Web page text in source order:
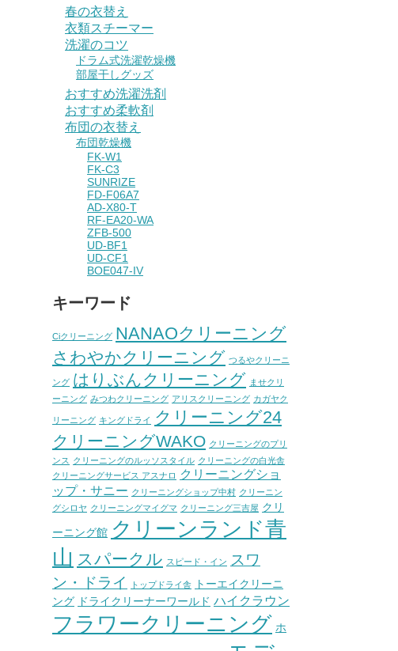
春の衣替え
衣類スチーマー
洗濯のコツ
ドラム式洗濯乾燥機
部屋干しグッズ
おすすめ洗濯洗剤
おすすめ柔軟剤
布団の衣替え
布団乾燥機
FK-W1
FK-C3
SUNRIZE
FD-F06A7
AD-X80-T
RF-EA20-WA
ZFB-500
UD-BF1
UD-CF1
BOE047-IV
キーワード
Ciクリーニング NANAOクリーニング
さわやかクリーニング つるやクリーニ
ング はりぶんクリーニング ませクリ
ーニング みつわクリーニング アリスクリーニング カガヤク
リーニング キングドライ クリーニング24
クリーニングWAKO クリーニングのプリ
ンス クリーニングのルッソスタイル クリーニングの白光舎
クリーニングサービス アスナロ
クリーニングショ
ップ・サニー クリーニングショップ中村 クリーニン
グシロヤ クリーニングマイグマ クリーニング三吉屋 クリ
ーニング館 クリーンランド青
山 スパークル スピード・イン スワ
ン・ドライ
トップドライ舎
トーエイクリーニ
ング ドライクリーナーワールド ハイクラウン
フラワークリーニング ホ